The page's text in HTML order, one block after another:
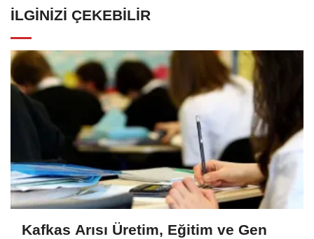
İLGINIZI ÇEKEBILIR
Kafkas Arısı Üretim, Eğitim ve Gen